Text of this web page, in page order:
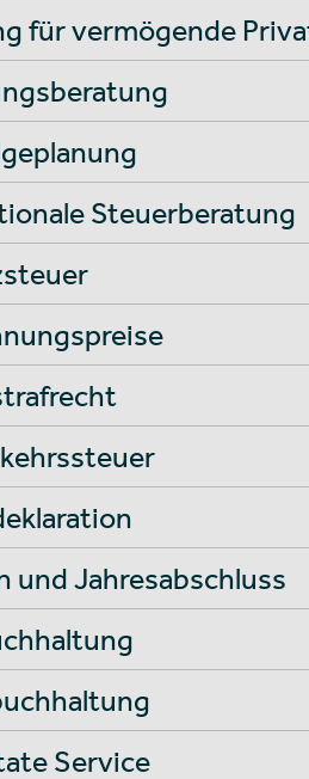
für vermögende
Steuerberatung
und Jahresabschluss
Service